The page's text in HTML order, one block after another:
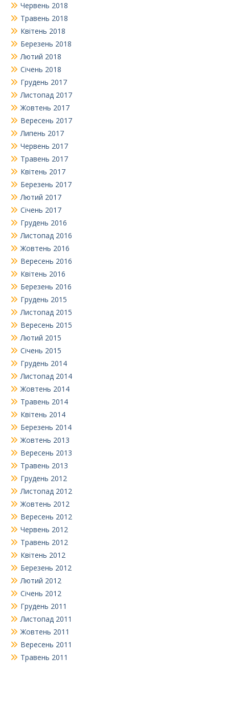
Червень 2018
Травень 2018
Квітень 2018
Березень 2018
Лютий 2018
Січень 2018
Грудень 2017
Листопад 2017
Жовтень 2017
Вересень 2017
Липень 2017
Червень 2017
Травень 2017
Квітень 2017
Березень 2017
Лютий 2017
Січень 2017
Грудень 2016
Листопад 2016
Жовтень 2016
Вересень 2016
Квітень 2016
Березень 2016
Грудень 2015
Листопад 2015
Вересень 2015
Лютий 2015
Січень 2015
Грудень 2014
Листопад 2014
Жовтень 2014
Травень 2014
Квітень 2014
Березень 2014
Жовтень 2013
Вересень 2013
Травень 2013
Грудень 2012
Листопад 2012
Жовтень 2012
Вересень 2012
Червень 2012
Травень 2012
Квітень 2012
Березень 2012
Лютий 2012
Січень 2012
Грудень 2011
Листопад 2011
Жовтень 2011
Вересень 2011
Травень 2011